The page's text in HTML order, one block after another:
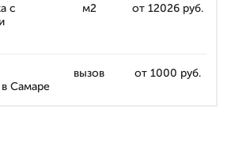
с
м2 от 12026 руб.
Самаре
вызов от 1000 руб.